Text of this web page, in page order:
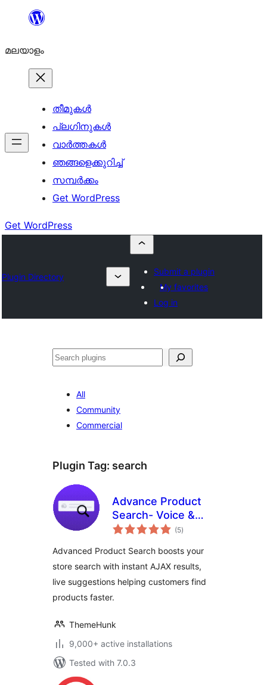
ഉള്ളടക്കത്തിലേക്ക്
മലയാളം
തീമുകൾ
പ്ലഗിനുകൾ
വാര്‍ത്തകള്‍
ഞങ്ങളെക്കുറിച്ച്
സമ്പര്‍ക്കം
Get WordPress
Get WordPress
Plugin Directory
Submit a plugin
My favorites
Log in
തിരയുക
All
Community
Commercial
Plugin Tag: search
Advance Product
Search- Voice &
Ajax Search for
(5total
ratings
)
Advanced Product Search boosts your
store search with instant AJAX results,
live suggestions helping customers find
products faster.
ThemeHunk
9,000+ active installations
Tested with 7.0.3